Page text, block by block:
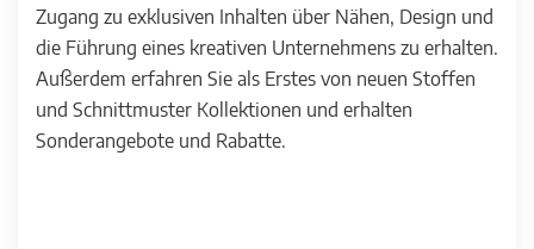
Zugang zu exklusiven Inhalten über Nähen, Design und
die Führung eines kreativen Unternehmens zu erhalten.
Außerdem erfahren Sie als Erstes von neuen Stoffen
und Schnittmuster Kollektionen und erhalten
Sonderangebote und Rabatte.